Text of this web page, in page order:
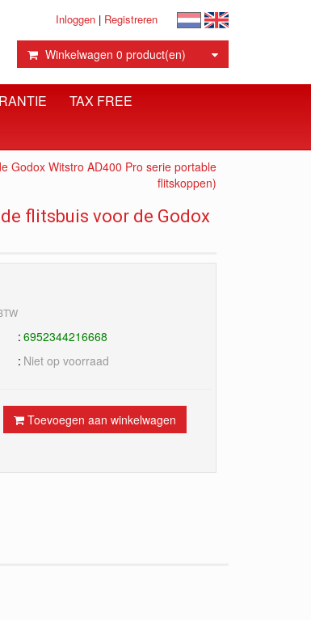
Inloggen | Registreren
Winkelwagen 0 product(en)
TAX FREE
Godox Witstro AD400 Pro serie portable
flitskoppen)
flitsbuis voor de Godox
6952344216668
Niet op voorraad
Toevoegen aan winkelwagen